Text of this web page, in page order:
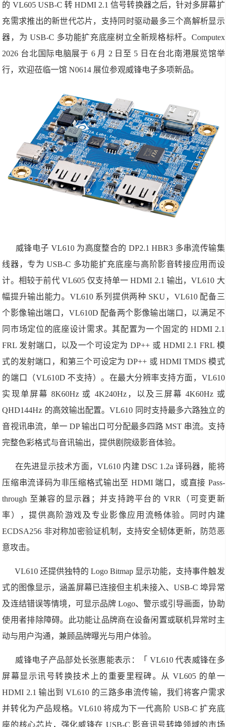
的 VL605 USB-C 转 HDMI 2.1 信号转换器之后，针对多屏幕扩
充需求推出的新世代芯片，支持同时驱动最多三个高解析显示
器，为 USB-C 多功能扩充底座树立全新规格标杆。Computex
2026 台北国际电脑展于 6 月 2 日至 5 日在台北南港展览馆举
行，欢迎莅临一馆 N0614 展位参观威锋电子多项新品。
威锋电子 VL610 为高度整合的 DP2.1 HBR3 多串流传输集
线器，专为 USB-C 多功能扩充底座与高阶影音转接应用而设
计。相较于前代 VL605 仅支持单一 HDMI 2.1 输出，VL610 大
幅提升输出能力。VL610 系列提供两种 SKU，VL610 配备三
个影像输出端口，VL610D 配备两个影像输出端口，以满足不
同市场定位的底座设计需求。其配置为一个固定的 HDMI 2.1
FRL 发射端口，以及一个可设定为 DP++ 或 HDMI 2.1 FRL 模
式的发射端口，和第三个可设定为 DP++ 或 HDMI TMDS 模式
的端口（VL610D 不支持）。在最大分辨率支持方面，VL610
实现单屏幕 8K60Hz 或 4K240Hz，以及三屏幕 4K60Hz 或
QHD144Hz 的高效输出配置。VL610 同时支持最多六路独立的
音视讯串流，单一 DP 输出口可分配最多四路 MST 串流。支持
完整色彩格式与音讯输出，提供剧院级影音体验。
在先进显示技术方面，VL610 内建 DSC 1.2a 译码器，能将
压缩串流译码为非压缩格式输出至 HDMI 端口，或直接 Pass-
through 至兼容的显示器；并支持跨平台的 VRR（可变更新
率），提供高阶游戏及专业影像应用流畅体验。同时内建
ECDSA256 非对称加密验证机制，支持安全韧体更新，防范恶
意攻击。
VL610 还提供独特的 Logo Bitmap 显示功能，支持事件触发
式的图像显示，涵盖屏幕已连接但主机未接入、USB-C 埠异常
及连结错误等情境，可显示品牌 Logo、警示或引导画面，协助
使用者排除障碍。此功能让品牌商在设备闲置或联机异常时主
动与用户沟通，兼顾品牌曝光与用户体验。
威锋电子产品部处长张惠能表示：「 VL610 代表威锋在多
屏幕显示讯号转换技术上的重要里程碑。从 VL605 的单一
HDMI 2.1 输出到 VL610 的三路多串流传输，我们将客户需求
并转化为产品规格。VL610 将成为下一代高阶 USB-C 扩充底
座的核心芯片，强化威锋在 USB-C 影音讯号转换领域的市场